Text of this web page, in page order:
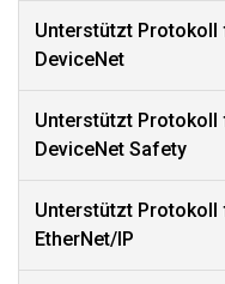
Unterstützt Protokoll
DeviceNet
Unterstützt Protokoll
DeviceNet Safety
Unterstützt Protokoll
EtherNet/IP